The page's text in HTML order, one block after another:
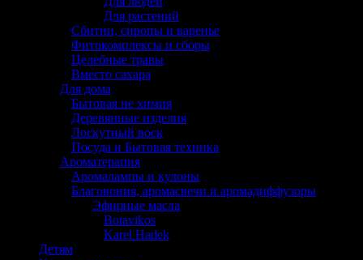
Для растений
Сбитни, сиропы и варенье
Фитокомплексы и сборы
Целебные травы
Вместо сахара
Для дома
Бытовая не химия
Деревянные изделия
Лоскутный воск
Посуда и Бытовая техника
Ароматерапия
Аромалампы и кулоны
Благовония, аромасвечи и аромадиффузоры
Эфирные масла
Botavikos
Karel Hadek
Детям